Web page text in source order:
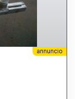
annuncio